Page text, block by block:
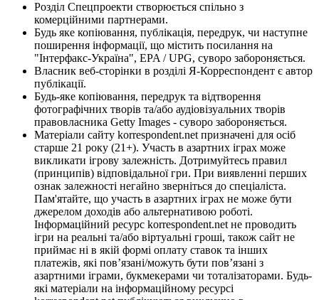
Розділ Спецпроекти створюється спільно з
комерційними партнерами.
Будь яке копіювання, публікація, передрук, чи наступне
поширення інформації, що містить посилання на
"Інтерфакс-Україна", EPA / UPG, суворо забороняється.
Власник веб-сторінки в розділі Я-Корреспондент є автор
публікації.
Будь-яке копіювання, передрук та відтворення
фотографічних творів та/або аудіовізуальних творів
правовласника Getty Images - суворо забороняється.
Матеріали сайту korrespondent.net призначені для осіб
старше 21 року (21+). Участь в азартних іграх може
викликати ігрову залежність. Дотримуйтесь правил
(принципів) відповідальної гри. При виявленні перших
ознак залежності негайно зверніться до спеціаліста.
Пам'ятайте, що участь в азартних іграх не може бути
джерелом доходів або альтернативою роботі.
Інформаційний ресурс korrespondent.net не проводить
ігри на реальні та/або віртуальні гроші, також сайт не
приймає ні в якій формі оплату ставок та інших
платежів, які пов’язані/можуть бути пов’язані з
азартними іграми, букмекерами чи тоталізаторами. Будь-
які матеріали на інформаційному ресурсі